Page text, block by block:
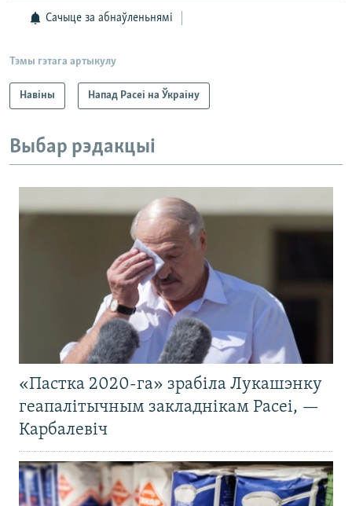
Сачыце за абнаўленьнямі
Тэмы гэтага артыкулу
Навіны Напад Расеі на Ўкраіну
Выбар рэдакцыі
«Пастка 2020-га» зрабіла Лукашэнку
геапалітычным закладнікам Расеі, —
Карбалевіч